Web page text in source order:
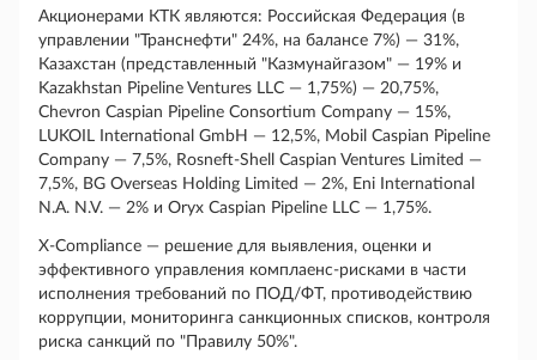
Акционерами КТК являются: Российская Федерация (в
управлении "Транснефти" 24%, на балансе 7%) — 31%,
Казахстан (представленный "Казмунайгазом" — 19% и
Kazakhstan Pipeline Ventures LLC — 1,75%) — 20,75%,
Chevron Caspian Pipeline Consortium Company — 15%,
LUKOIL International GmbH — 12,5%, Mobil Caspian Pipeline
Company — 7,5%, Rosneft-Shell Caspian Ventures Limited —
7,5%, BG Overseas Holding Limited — 2%, Eni International
N.A. N.V. — 2% и Oryx Caspian Pipeline LLC — 1,75%.
X-Compliance — решение для выявления, оценки и
эффективного управления комплаенс-рисками в части
исполнения требований по ПОД/ФТ, противодействию
коррупции, мониторинга санкционных списков, контроля
риска санкций по "Правилу 50%".